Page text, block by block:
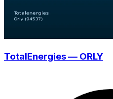
TotalEnergies — ORLY